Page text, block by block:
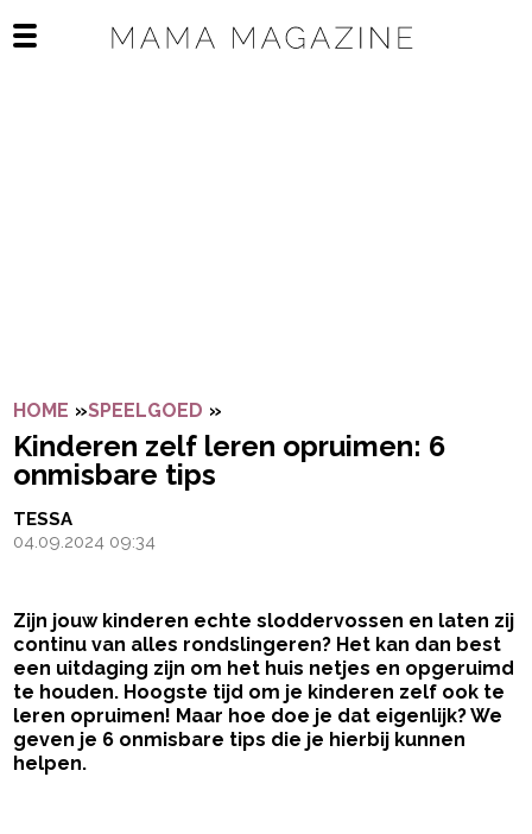
Open het mobiele menu
HOME »SPEELGOED »
Kinderen zelf leren opruimen: 6
onmisbare tips
TESSA
04.09.2024 09:34
Zijn jouw kinderen echte sloddervossen en laten zij
continu van alles rondslingeren? Het kan dan best
een uitdaging zijn om het huis netjes en opgeruimd
te houden. Hoogste tijd om je kinderen zelf ook te
leren opruimen! Maar hoe doe je dat eigenlijk? We
geven je 6 onmisbare tips die je hierbij kunnen
helpen.